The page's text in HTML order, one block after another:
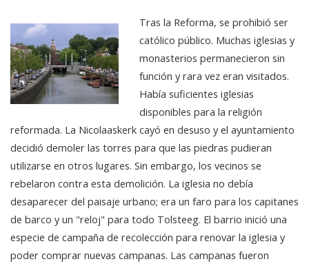
Tras la Reforma, se prohibió ser
católico público. Muchas iglesias y
monasterios permanecieron sin
función y rara vez eran visitados.
Había suficientes iglesias
disponibles para la religión
reformada. La Nicolaaskerk cayó en desuso y el ayuntamiento
decidió demoler las torres para que las piedras pudieran
utilizarse en otros lugares. Sin embargo, los vecinos se
rebelaron contra esta demolición. La iglesia no debía
desaparecer del paisaje urbano; era un faro para los capitanes
de barco y un "reloj" para todo Tolsteeg. El barrio inició una
especie de campaña de recolección para renovar la iglesia y
poder comprar nuevas campanas. Las campanas fueron